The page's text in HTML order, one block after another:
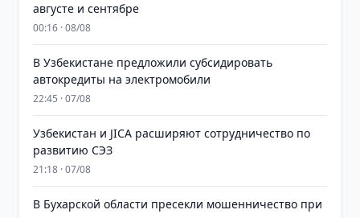
августе и сентябре
00:16 · 08/08
В Узбекистане предложили субсидировать
автокредиты на электромобили
22:45 · 07/08
Узбекистан и JICA расширяют сотрудничество по
развитию СЭЗ
21:18 · 07/08
В Бухарской области пресекли мошенничество при